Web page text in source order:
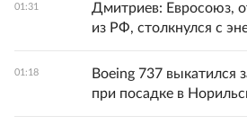
01:31
Дмитриев: Евросоюз,
из РФ, столкнулся с
01:18
Boeing 737 выкатился
при посадке в